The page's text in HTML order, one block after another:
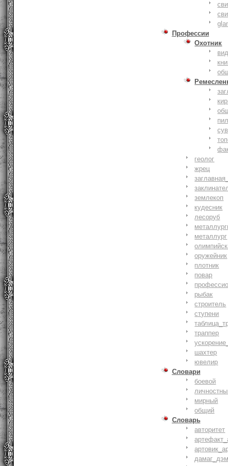
Профессии
Охотник
геолог
жрец
землекоп
кудесник
лесоруб
металлург
оружейник
плотник
повар
рыбак
строитель
ступени
траппер
шахтер
ювелир
Словари
боевой
мирный
общий
Словарь
авторитет